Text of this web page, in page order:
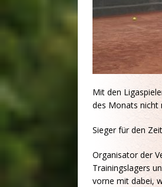
Mit den
des Monats nicht
Sieger für den
Organisator der
Trainingslagers
vorne mit dabei,